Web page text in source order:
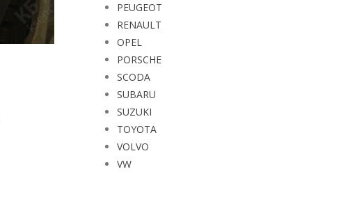
PEUGEOT
RENAULT
OPEL
PORSCHE
SCODA
SUBARU
SUZUKI
TOYOTA
VOLVO
VW